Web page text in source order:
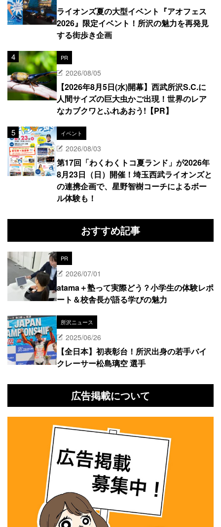
ライオンズ夏の大型イベント『アオフェス
2026』限定イベント！所沢の魅力を再発見
する街歩き企画
PR
2026/08/05
【2026年8月5日(水)開幕】西武所沢S.C.に
人間サイズの巨大虫かご出現！世界のレア
なカブクワとふれあおう!【PR】
イベント
2026/08/03
第17回「わくわくトコ夏ランド」が2026年
8月23日（日）開催！埼玉西武ライオンズと
の連携企画で、星野智樹コーチによるボー
ル体験も！
おすすめ記事
PR
2026/07/01
atama＋塾って実際どう？小学生の体験レポ
ート＆校舎長が語る学びの魅力
所沢ニュース
2025/06/26
【全日本】初表彰台！所沢出身の若手バイ
クレーサー松島璃空 選手
広告掲載について